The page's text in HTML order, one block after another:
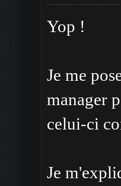
Yop !
Je me
manager
celui-ci
Je